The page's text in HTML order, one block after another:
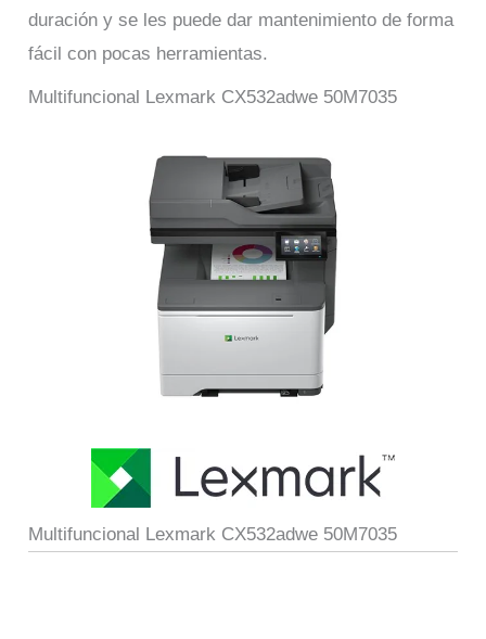
duración y se les puede dar mantenimiento de forma
fácil con pocas herramientas.
Multifuncional Lexmark CX532adwe 50M7035
Multifuncional Lexmark CX532adwe 50M7035